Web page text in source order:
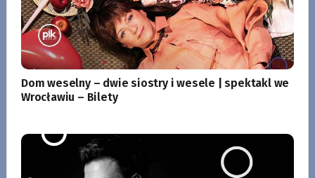
Dom weselny – dwie siostry i wesele | spektakl we
Wrocławiu – Bilety